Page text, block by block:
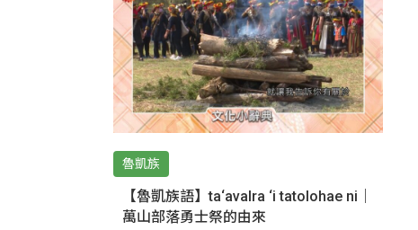
魯凱族
【魯凱族語】ta‘avalra ‘i tatolohae ni｜
萬山部落勇士祭的由來